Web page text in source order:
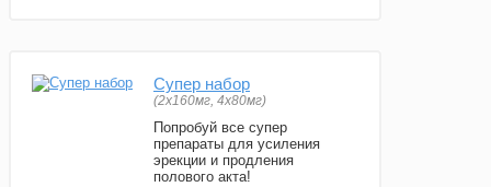
Супер набор
(2х160мг, 4х80мг)
Попробуй все супер
препараты для усиления
эрекции и продления
полового акта!